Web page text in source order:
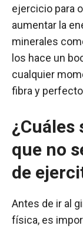
ejercicio para
aumentar la
minerales
los hace un
cualquier
fibra y
¿Cuáles
que no
de
Antes de ir al
física, es